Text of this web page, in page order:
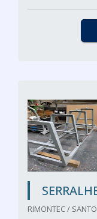
RIMONTEC /